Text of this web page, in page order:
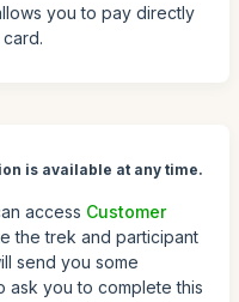
you to pay directly
is available at any time.
access Customer
the trek and participant
send you some
ask you to complete this